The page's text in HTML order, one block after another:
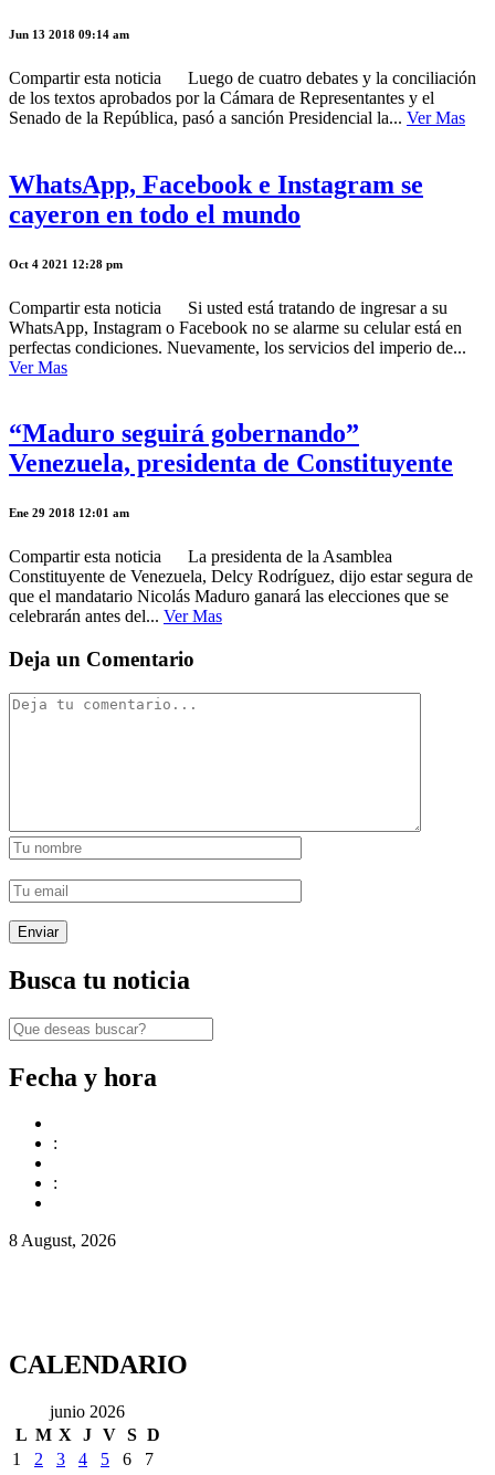
Jun 13 2018 09:14 am
Compartir esta noticia Luego de cuatro debates y la conciliación
de los textos aprobados por la Cámara de Representantes y el
Senado de la República, pasó a sanción Presidencial la... Ver Mas
WhatsApp, Facebook e Instagram se
cayeron en todo el mundo
Oct 4 2021 12:28 pm
Compartir esta noticia Si usted está tratando de ingresar a su
WhatsApp, Instagram o Facebook no se alarme su celular está en
perfectas condiciones. Nuevamente, los servicios del imperio de...
Ver Mas
“Maduro seguirá gobernando”
Venezuela, presidenta de Constituyente
Ene 29 2018 12:01 am
Compartir esta noticia La presidenta de la Asamblea
Constituyente de Venezuela, Delcy Rodríguez, dijo estar segura de
que el mandatario Nicolás Maduro ganará las elecciones que se
celebrarán antes del... Ver Mas
Deja un Comentario
Busca tu noticia
Fecha y hora
:
:
8 August, 2026
CALENDARIO
junio 2026
L M X J V S D
1
2 3 4 5 6
7